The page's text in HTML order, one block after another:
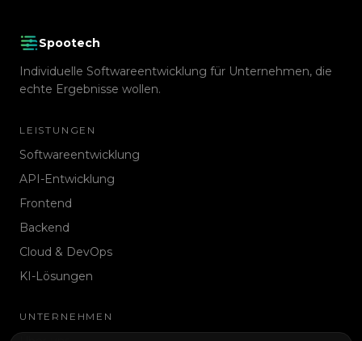
Spootech
Individuelle Softwareentwicklung für Unternehmen, die
echte Ergebnisse wollen.
LEISTUNGEN
Softwareentwicklung
API-Entwicklung
Frontend
Backend
Cloud & DevOps
KI-Lösungen
UNTERNEHMEN